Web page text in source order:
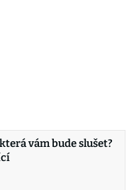
vám bude slušet?